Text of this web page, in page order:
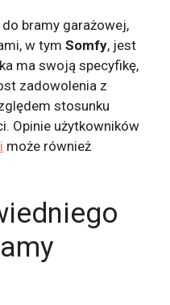
bramy garażowej,
w tym Somfy, jest
ma swoją specyfikę,
zadowolenia z
stosunku
Opinie użytkowników
może również